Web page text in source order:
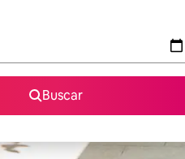
Buscar